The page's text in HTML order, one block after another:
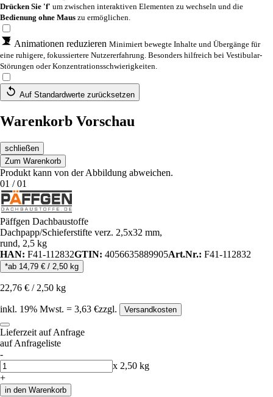
Drücken Sie 'f' um zwischen interaktiven Elementen zu wechseln und die
Bedienung ohne Maus zu ermöglichen.
Animationen reduzieren Minimiert bewegte Inhalte und Übergänge für
eine ruhigere, fokussiertere Nutzererfahrung. Besonders hilfreich bei Vestibular-
Störungen oder Konzentrationsschwierigkeiten.
Auf Standardwerte zurücksetzen
Warenkorb Vorschau
schließen
Zum Warenkorb
Produkt kann von der Abbildung abweichen.
01 /01
Päffgen Dachbaustoffe
Dachpapp/Schieferstifte verz. 2,5x32 mm,
rund, 2,5 kg
HAN: F41-112832GTIN: 4056635889905Art.Nr.: F41-112832
*ab 14,79 € / 2,50 kg
22,76 € / 2,50 kg
inkl. 19% Mwst. = 3,63 €zzgl. Versandkosten
Lieferzeit auf Anfrage
auf Anfrageliste
-
Anzahl
x 2,50 kg
+
in den Warenkorb